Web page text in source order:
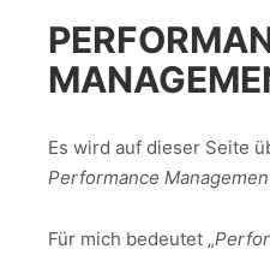
Es wird auf dieser Seite
Performance
Für mich bedeutet „